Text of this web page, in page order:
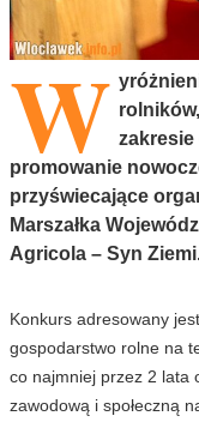
W zakresie
promowanie
przyświecające
Marszałka
Agricola – Syn
Konkurs adresowany
gospodarstwo rolne na
co najmniej przez 2 lata
zawodową i społeczną